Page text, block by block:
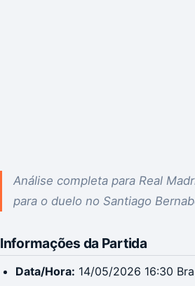
Análise completa para Real
para o duelo no Santiago
Informações da Partida
Data/Hora: 14/05/2026 16:30